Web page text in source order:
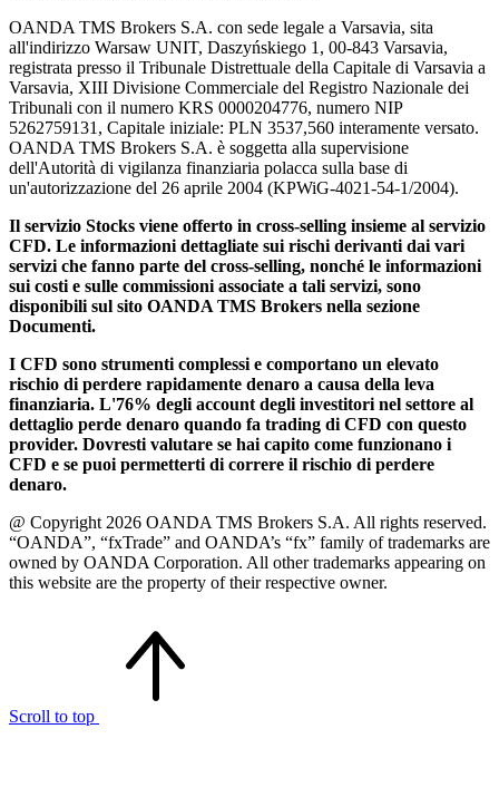
OANDA TMS Brokers S.A. con sede legale a Varsavia, sita
all'indirizzo Warsaw UNIT, Daszyńskiego 1, 00-843 Varsavia,
registrata presso il Tribunale Distrettuale della Capitale di Varsavia a
Varsavia, XIII Divisione Commerciale del Registro Nazionale dei
Tribunali con il numero KRS 0000204776, numero NIP
5262759131, Capitale iniziale: PLN 3537,560 interamente versato.
OANDA TMS Brokers S.A. è soggetta alla supervisione
dell'Autorità di vigilanza finanziaria polacca sulla base di
un'autorizzazione del 26 aprile 2004 (KPWiG-4021-54-1/2004).
Il servizio Stocks viene offerto in cross-selling insieme al servizio
CFD. Le informazioni dettagliate sui rischi derivanti dai vari
servizi che fanno parte del cross-selling, nonché le informazioni
sui costi e sulle commissioni associate a tali servizi, sono
disponibili sul sito OANDA TMS Brokers nella sezione
Documenti.
I CFD sono strumenti complessi e comportano un elevato
rischio di perdere rapidamente denaro a causa della leva
finanziaria. L'76% degli account degli investitori nel settore al
dettaglio perde denaro quando fa trading di CFD con questo
provider. Dovresti valutare se hai capito come funzionano i
CFD e se puoi permetterti di correre il rischio di perdere
denaro.
@ Copyright 2026 OANDA TMS Brokers S.A. All rights reserved.
“OANDA”, “fxTrade” and OANDA’s “fx” family of trademarks are
owned by OANDA Corporation. All other trademarks appearing on
this website are the property of their respective owner.
Scroll to top